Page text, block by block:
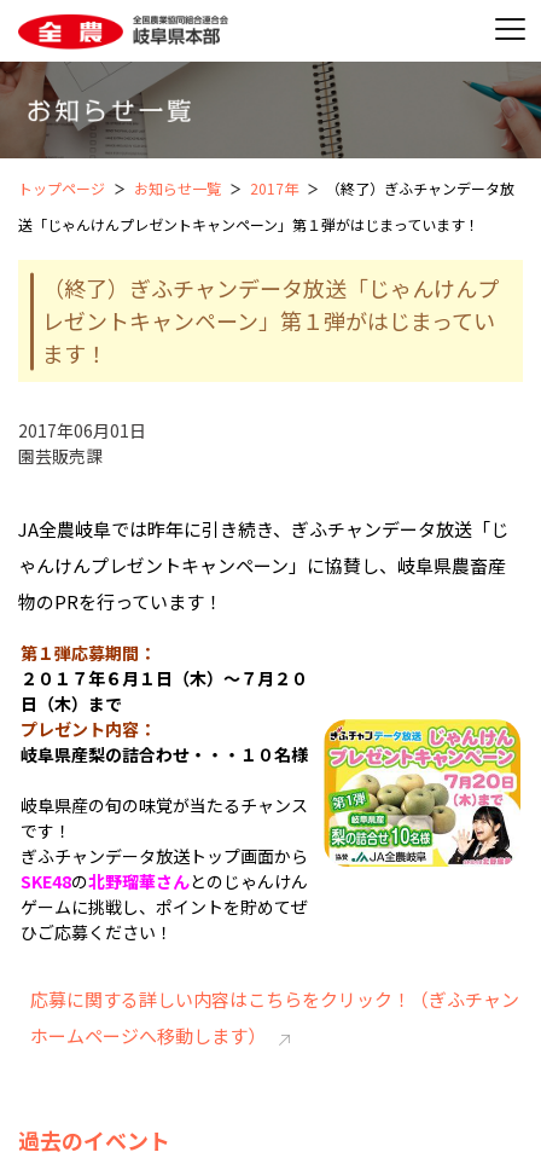
トップページ お知らせ一覧 2017年
（終了）ぎふチャンデータ放
送「じゃんけんプレゼントキャンペーン」第１弾がはじまっています！
（終了）ぎふチャンデータ放送「じゃんけんプ
レゼントキャンペーン」第１弾がはじまってい
ます！
2017年06月01日
園芸販売課
JA全農岐阜では昨年に引き続き、ぎふチャンデータ放送「じ
ゃんけんプレゼントキャンペーン」に協賛し、岐阜県農畜産
物のPRを行っています！
第１弾応募期間：
２０１７年６月１日（木）～７月２０
日（木）まで
プレゼント内容：
岐阜県産梨の詰合わせ・・・１０名様
岐阜県産の旬の味覚が当たるチャンス
です！
ぎふチャンデータ放送トップ画面から
SKE48の北野瑠華さんとのじゃんけん
ゲームに挑戦し、ポイントを貯めてぜ
ひご応募ください！
応募に関する詳しい内容はこちらをクリック！（ぎふチャン
ホームページへ移動します）
過去のイベント